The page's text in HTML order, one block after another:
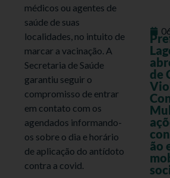
médicos ou agentes de
saúde de suas
localidades, no intuito de
marcar a vacinação. A
Secretaria de Saúde
garantiu seguir o
compromisso de entrar
em contato com os
agendados informando-
os sobre o dia e horário
de aplicação do antídoto
contra a covid.
de
ão